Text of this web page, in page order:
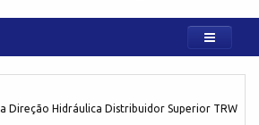
Direção Hidráulica Distribuidor Superior TRW